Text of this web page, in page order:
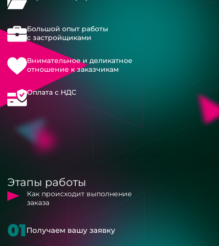
Большой опыт работы
с застройщиками
Внимательное и деликатное
отношение к заказчикам
Оплата с НДС
Этапы работы
Как происходит выполнение
заказа
01Получаем вашу заявку